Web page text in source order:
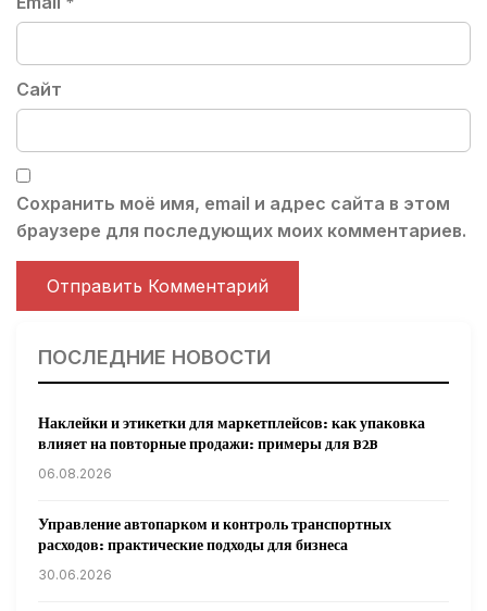
Сайт
Сохранить моё имя, email и адрес сайта в этом
браузере для последующих моих комментариев.
ПОСЛЕДНИЕ НОВОСТИ
Наклейки и этикетки для маркетплейсов: как упаковка
влияет на повторные продажи: примеры для B2B
06.08.2026
Управление автопарком и контроль транспортных
расходов: практические подходы для бизнеса
30.06.2026